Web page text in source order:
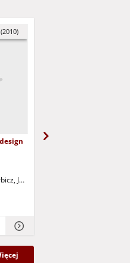
Józef (1951- ) - red.